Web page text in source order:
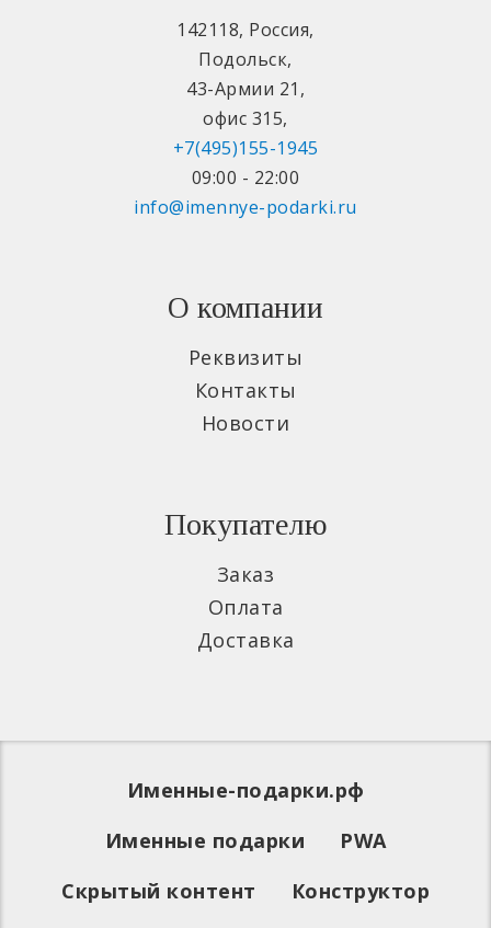
142118, Россия,
Подольск,
43-Армии 21 ,
офис 315,
+7(495)155-1945
09:00 - 22:00
info@imennye-podarki.ru
О компании
Реквизиты
Контакты
Новости
Покупателю
Заказ
Оплата
Доставка
Именные-подарки.рф
Именные подарки
PWA
Скрытый контент
Конструктор